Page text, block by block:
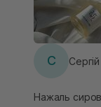
С Сергій
Нажаль сироватка не сподобалась,